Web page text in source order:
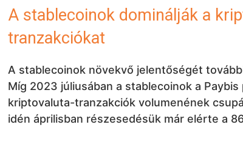
A stablecoinok dominálják a
tranzakciókat
A stablecoinok növekvő jelentőségét
Míg 2023 júliusában a stablecoinok a
kriptovaluta-tranzakciók volumenének
idén áprilisban részesedésük már elérte a